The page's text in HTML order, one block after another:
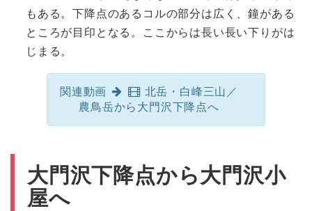
もある。下降点のあるコルの部分は広く、鐘がある
ところが目印となる。ここからは長い長い下りがは
じまる。
関連動画
北岳・白峰三山／
農鳥岳から大門沢下降点へ
大門沢下降点から大門沢小
屋へ